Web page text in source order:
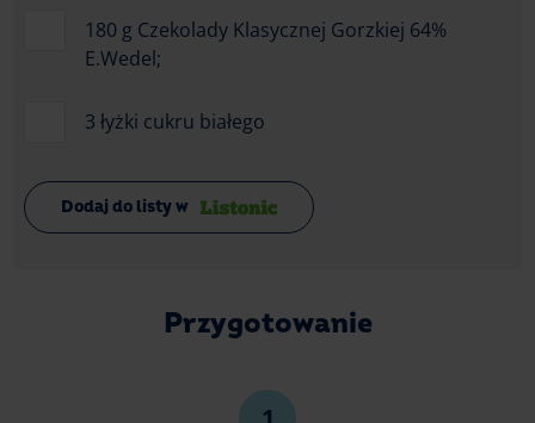
180 g Czekolady Klasycznej Gorzkiej 64%
E.Wedel;
3 łyżki cukru białego
Dodaj do listy w
Przygotowanie